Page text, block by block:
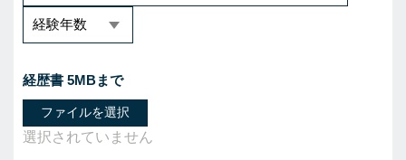
経歴書 5MBまで
ファイルを選択